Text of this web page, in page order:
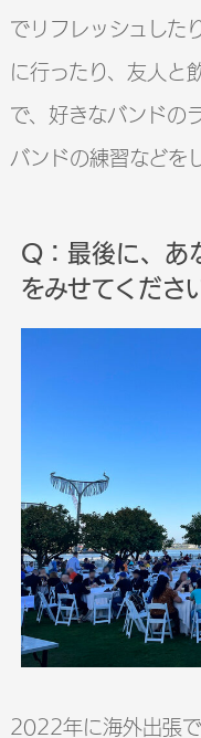
でリフレッシュした
に行ったり、友人と
で、好きなバンドの
バンドの練習などを
Q：最後に、あ
をみせてくださ
2022年に海外出張で